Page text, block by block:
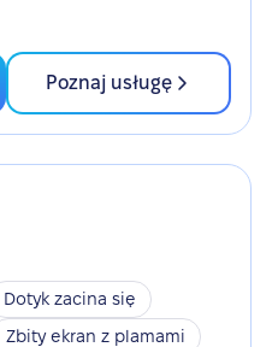
Poznaj usługę
Dotyk zacina się
Zbity ekran z plamami